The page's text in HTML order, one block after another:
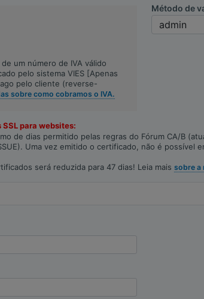
um número de IVA válido
pelo sistema VIES [Apenas
pelo cliente (reverse-
sobre como cobramos o IVA.
Método de
para websites:
de dias permitido pelas regras do Fórum CA/B
Uma vez emitido o certificado, não é possível
será reduzida para 47 dias! Leia mais sobre a